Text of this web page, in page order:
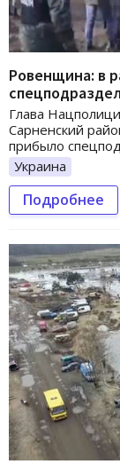
Ровенщина: в
Глава
Сарненский
прибыло
Украина
Подробнее